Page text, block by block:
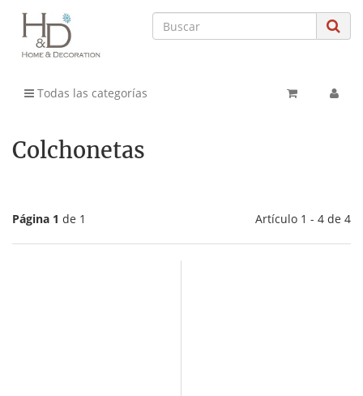
Todas las categorías
Colchonetas
Página 1 de 1 Artículo 1 - 4 de 4